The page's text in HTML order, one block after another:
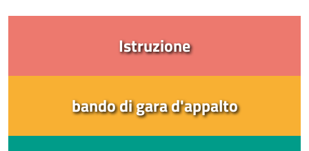
Istruzione
bando di gara d'appalto